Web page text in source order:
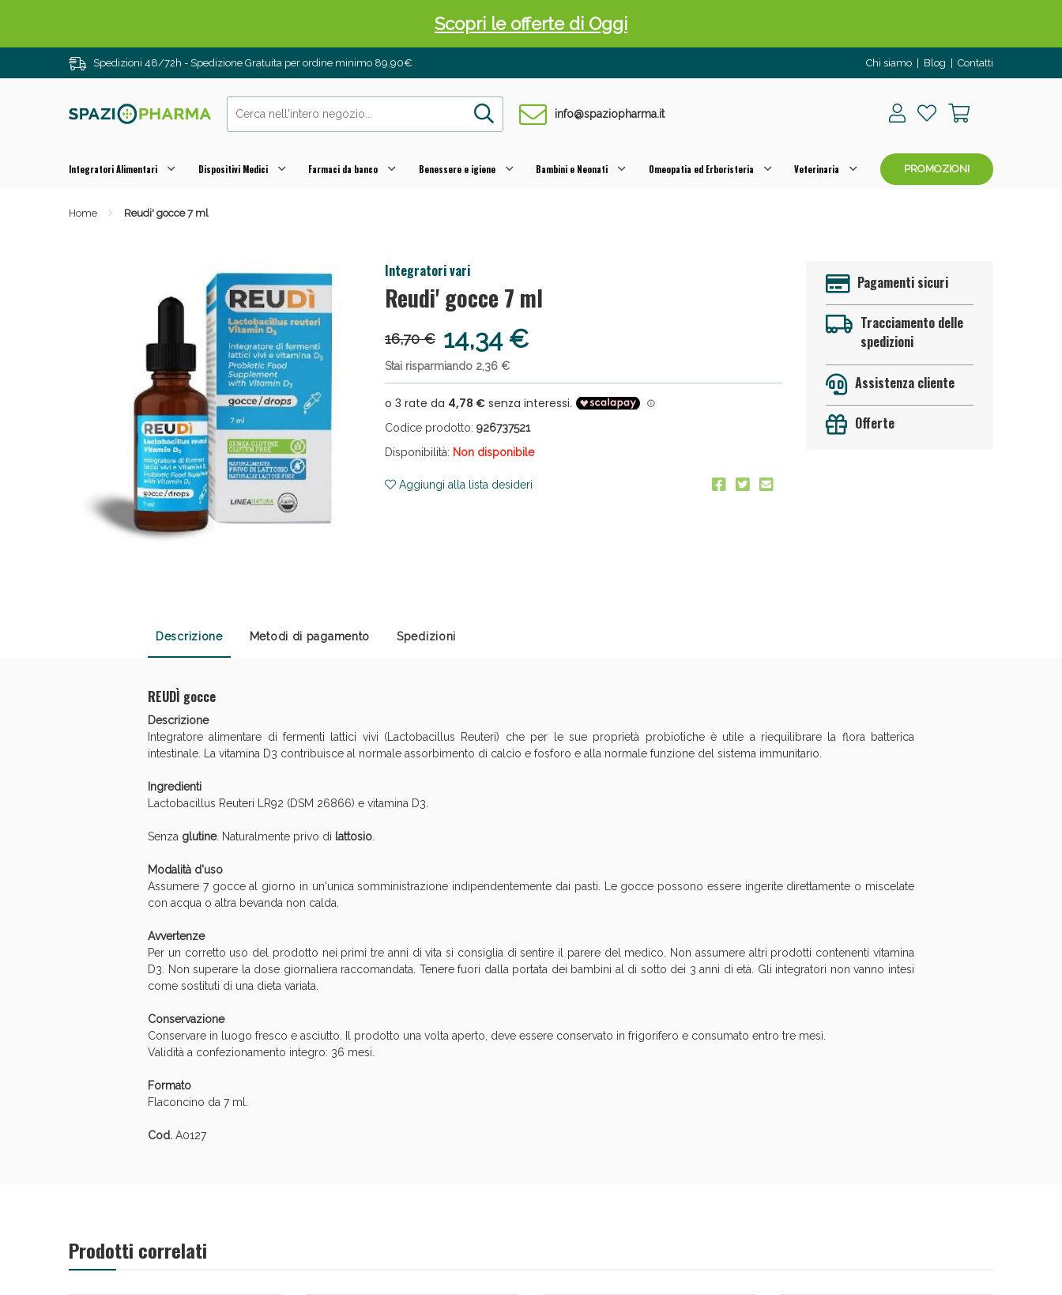
Spedizioni 48/72h - Spedizione Gratuita per ordine minimo 89,90€ Chi siamo Blog Contatti
info@spaziopharma.it
Integratori Alimentari Dispositivi Medici Farmaci da banco Benessere e igiene Bambini e Neonati Omeopatia ed Erboristeria Veterinaria PROMOZIONI
Home Reudi' gocce 7 ml
Integratori vari
Reudi' gocce 7 ml
16,70 € 14,34 €
Stai risparmiando 2,36 €
Codice prodotto: 926737521
Disponibilità: Non disponibile
Aggiungi alla lista desideri
Pagamenti sicuri
Tracciamento delle
spedizioni
Assistenza cliente
Offerte
Descrizione Metodi di pagamento Spedizioni
REUDÌ gocce
Descrizione
Integratore alimentare di fermenti lattici vivi (Lactobacillus Reuteri) che per le sue proprietà probiotiche è utile a riequilibrare la flora batterica
intestinale. La vitamina D3 contribuisce al normale assorbimento di calcio e fosforo e alla normale funzione del sistema immunitario.
Ingredienti
Lactobacillus Reuteri LR92 (DSM 26866) e vitamina D3.
Senza glutine. Naturalmente privo di lattosio
Modalità d'uso
Assumere 7 gocce al giorno in un'unica somministrazione indipendentemente dai pasti. Le gocce possono essere ingerite direttamente o miscelate
con acqua o altra bevanda non calda.
Avvertenze
Per un corretto uso del prodotto nei primi tre anni di vita si consiglia di sentire il parere del medico. Non assumere altri prodotti contenenti vitamina
D3. Non superare la dose giornaliera raccomandata. Tenere fuori dalla portata dei bambini al di sotto dei 3 anni di età. Gli integratori non vanno intesi
come sostituti di una dieta variata.
Conservazione
Conservare in luogo fresco e asciutto. Il prodotto una volta aperto, deve essere conservato in frigorifero e consumato entro tre mesi.
Validità a confezionamento integro: 36 mesi.
Formato
Flaconcino da 7 ml.
Cod. A0127
Prodotti correlati
Scopri le offerte di Oggi
Drenanti e Pancia Piatta: Sconti fino al 55% validi solo per OGGI!
Salini e Multivitaminici: oggi Sconto extra fino al 50%!
Anticellulite e Fanghi: Sconto fino al 40% valido oggi!
Anticellulite e Fanghi: Sconto fino al 40% valido oggi!